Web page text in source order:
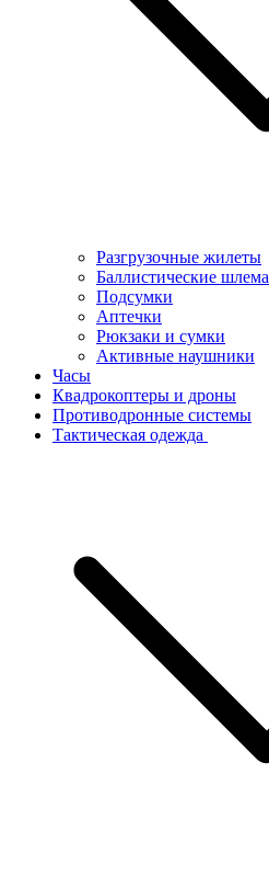
Разгрузочные жилеты
Баллистические шлема
Подсумки
Аптечки
Рюкзаки и сумки
Активные наушники
Часы
Квадрокоптеры и дроны
Противодронные системы
Тактическая одежда